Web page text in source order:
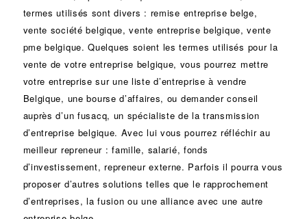
termes utilisés sont divers : remise entreprise belge,
vente société belgique, vente entreprise belgique, vente
pme belgique. Quelques soient les termes utilisés pour la
vente de votre entreprise belgique, vous pourrez mettre
votre entreprise sur une liste d’entreprise à vendre
Belgique, unebourse d’affaires, ou demander conseil
auprès d’un fusacq, un spécialiste de latransmission
d’entreprise belgique. Avec lui vous pourrez réfléchir au
meilleur repreneur :famille, salarié, fonds
d’investissement, repreneur externe. Parfois il pourra vous
proposer d’autres solutions telles que le rapprochement
d’entreprises, lafusion ou unealliance avec une autre